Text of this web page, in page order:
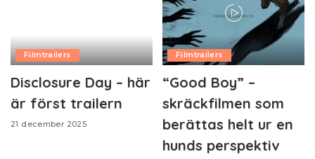
Filmtrailers
Disclosure Day – här
är först trailern
21 december 2025
Filmtrailers
“Good Boy” –
skräckfilmen som
berättas helt ur en
hunds perspektiv